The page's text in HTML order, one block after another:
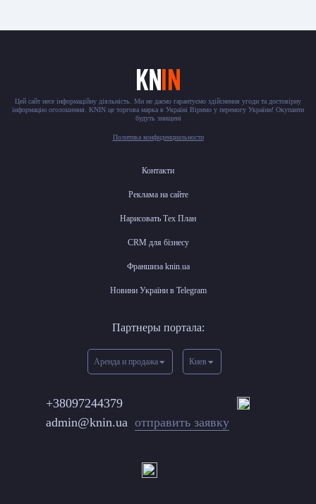
Цей сайт несе інформаційну діяльність. Ми не даємо гарантуємо здійснення угоди та достовірну
інформацію оголошення. KNIN це торгова марка в Україні Віримо у перемогу України! Окупанти
будуть знищені
Политика конфиденциальности
Контакти
Реклама на сайте
Нарисовать Тех План
CRM для бізнесу
Франшиза knin.ua
Новини України в Telegram
Партнеры портала:
Аренда и продажа Киев
+38097244379
admin@knin.ua отправить заявку